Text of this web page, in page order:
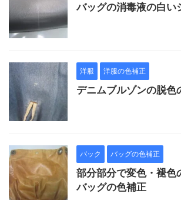
バッグの消毒液の白い
洋服 洋服の色補正
デニムブルゾンの脱色
バック バッグの色補正
部分部分で変色・褪色
バッグの色補正